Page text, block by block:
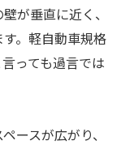
が垂直に近く、
。軽自動車規格
っても過言では
ースが広がり、